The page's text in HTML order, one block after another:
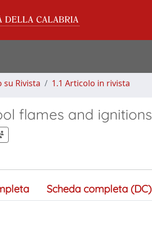
Rivista 1.1 Articolo in rivista
flames and ignitions
Scheda completa (DC)